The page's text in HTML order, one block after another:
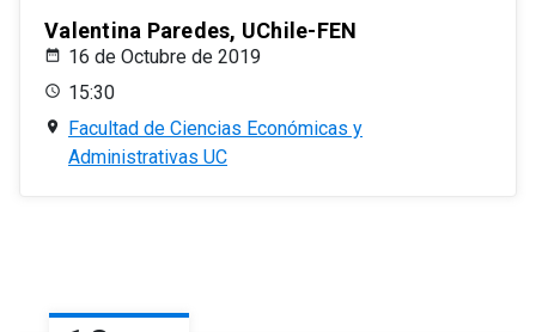
Valentina Paredes, UChile-FEN
16 de Octubre de 2019
15:30
Facultad de Ciencias Económicas y
Administrativas UC